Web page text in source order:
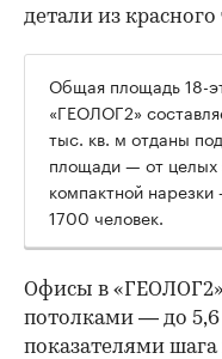
детали из красного
Общая площадь 18-
«ГЕОЛОГ2»
тыс. кв. м отданы
площади — от
компактной
1700 человек.
Офисы в
потолками — до
показателями